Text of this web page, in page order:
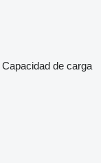
Capacidad de carga